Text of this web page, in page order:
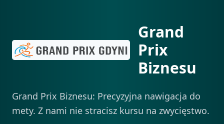
Grand
Prix
Biznesu
Grand Prix Biznesu: Precyzyjna nawigacja do
mety. Z nami nie stracisz kursu na zwycięstwo.